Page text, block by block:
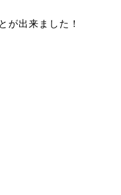
が出来ました！